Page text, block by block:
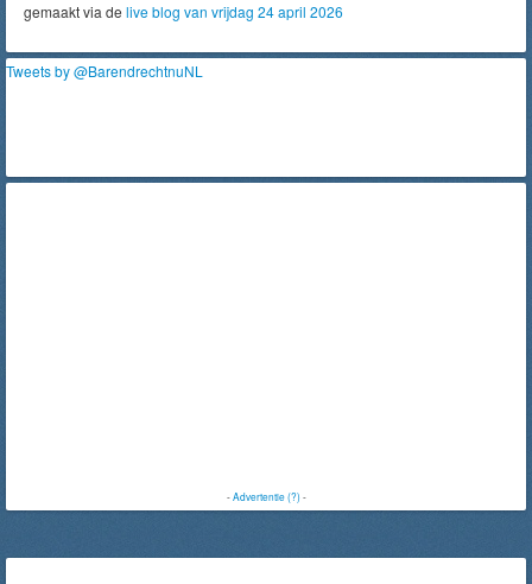
gemaakt via de live blog van vrijdag 24 april 2026
Tweets by @BarendrechtnuNL
-Advertentie (?)-